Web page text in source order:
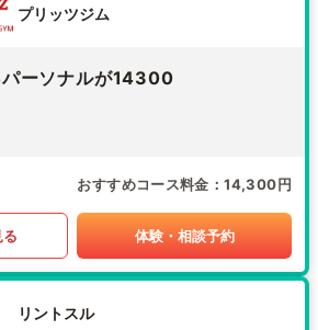
プリッツジム
ーソナルが14300
おすすめコース料金 14,300円
体験・相談予約
リントスル